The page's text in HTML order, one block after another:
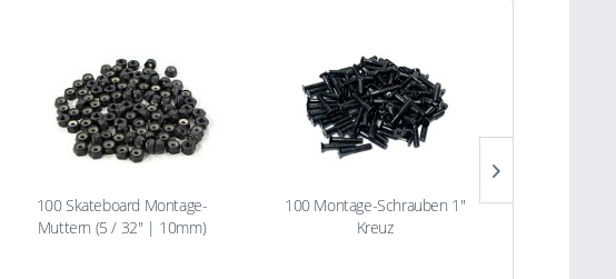
100 Skateboard Montage-
Muttern (5 / 32" | 10mm)
100 Montage-Schrauben 1"
Kreuz